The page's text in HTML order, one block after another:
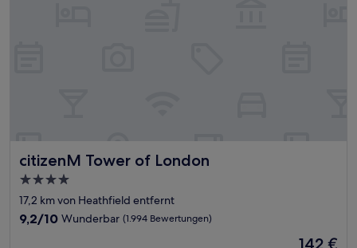
citizenM Tower of London
citizenM Tower of London
4.0-
Sterne-
Unterkunft
17,2 km von Heathfield entfernt
9.2
9,2/10 Wunderbar (1.994 Bewertungen)
Der
142 €